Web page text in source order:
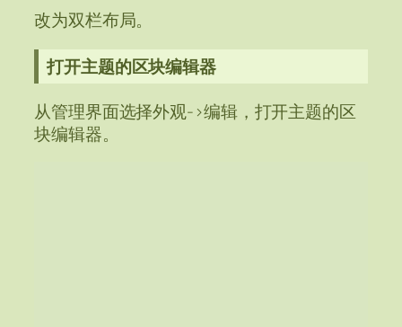
改为双栏布局。
打开主题的区块编辑器
从管理界面选择外观->编辑，打开主题的区
块编辑器。